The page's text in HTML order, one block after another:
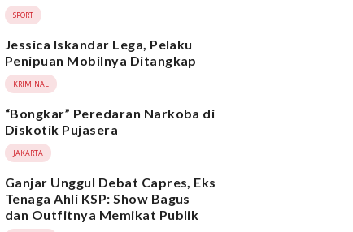
SPORT
Jessica Iskandar Lega, Pelaku
Penipuan Mobilnya Ditangkap
KRIMINAL
“Bongkar” Peredaran Narkoba di
Diskotik Pujasera
JAKARTA
Ganjar Unggul Debat Capres, Eks
Tenaga Ahli KSP: Show Bagus
dan Outfitnya Memikat Publik